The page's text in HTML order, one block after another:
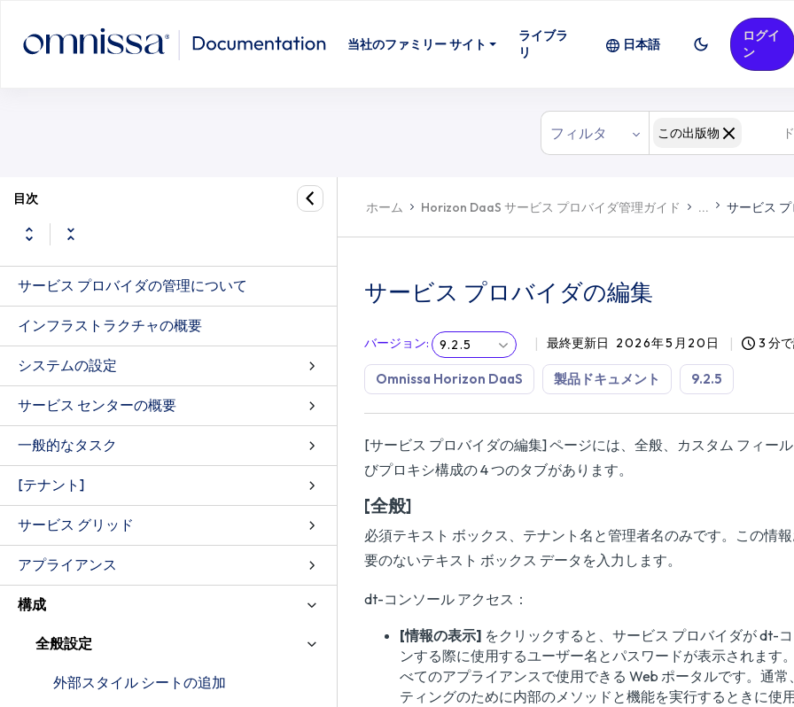
当社のファミリー サイト
ライブラ
リ
日本語
ログイ
ン
フィルタ この出版物
目次
サービス プロバイダの管理について
インフラストラクチャの概要
システムの設定
サービス センターの概要
一般的なタスク
[テナント]
サービス グリッド
アプライアンス
構成
全般設定
外部スタイル シートの追加
ホーム Horizon DaaS サービス プロバイダ管理ガイド ... サービス
サービス プロバイダの編集
バージョン: 9.2.5 最終更新日 2026年5月20日 3 分
Omnissa Horizon DaaS 製品ドキュメント 9.2.5
[サービス プロバイダの編集] ページには、全般、カスタム フィー
びプロキシ構成の 4 つのタブがあります。
[全般]
必須テキスト ボックス、テナント名と管理者名のみです。この情
要のないテキスト ボックス データを入力します。
dt-コンソール アクセス：
[情報の表示] をクリックすると、サービス プロバイダが dt-
ンする際に使用するユーザー名とパスワードが表示されます
べてのアプライアンスで使用できる Web ポータルです。通
ティングのために内部のメソッドと機能を実行するときに使用